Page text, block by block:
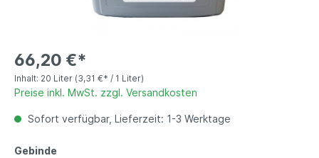
66,20 €*
Inhalt: 20 Liter (3,31 €* / 1 Liter)
Preise inkl. MwSt. zzgl. Versandkosten
Sofort verfügbar, Lieferzeit: 1-3 Werktage
Gebinde